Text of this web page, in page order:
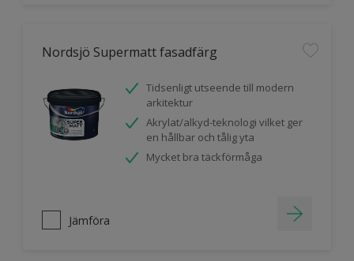
Nordsjö Supermatt fasadfärg
Tidsenligt utseende till modern
arkitektur
Akrylat/alkyd-teknologi vilket ger
en hållbar och tålig yta
Mycket bra täckförmåga
Jämföra